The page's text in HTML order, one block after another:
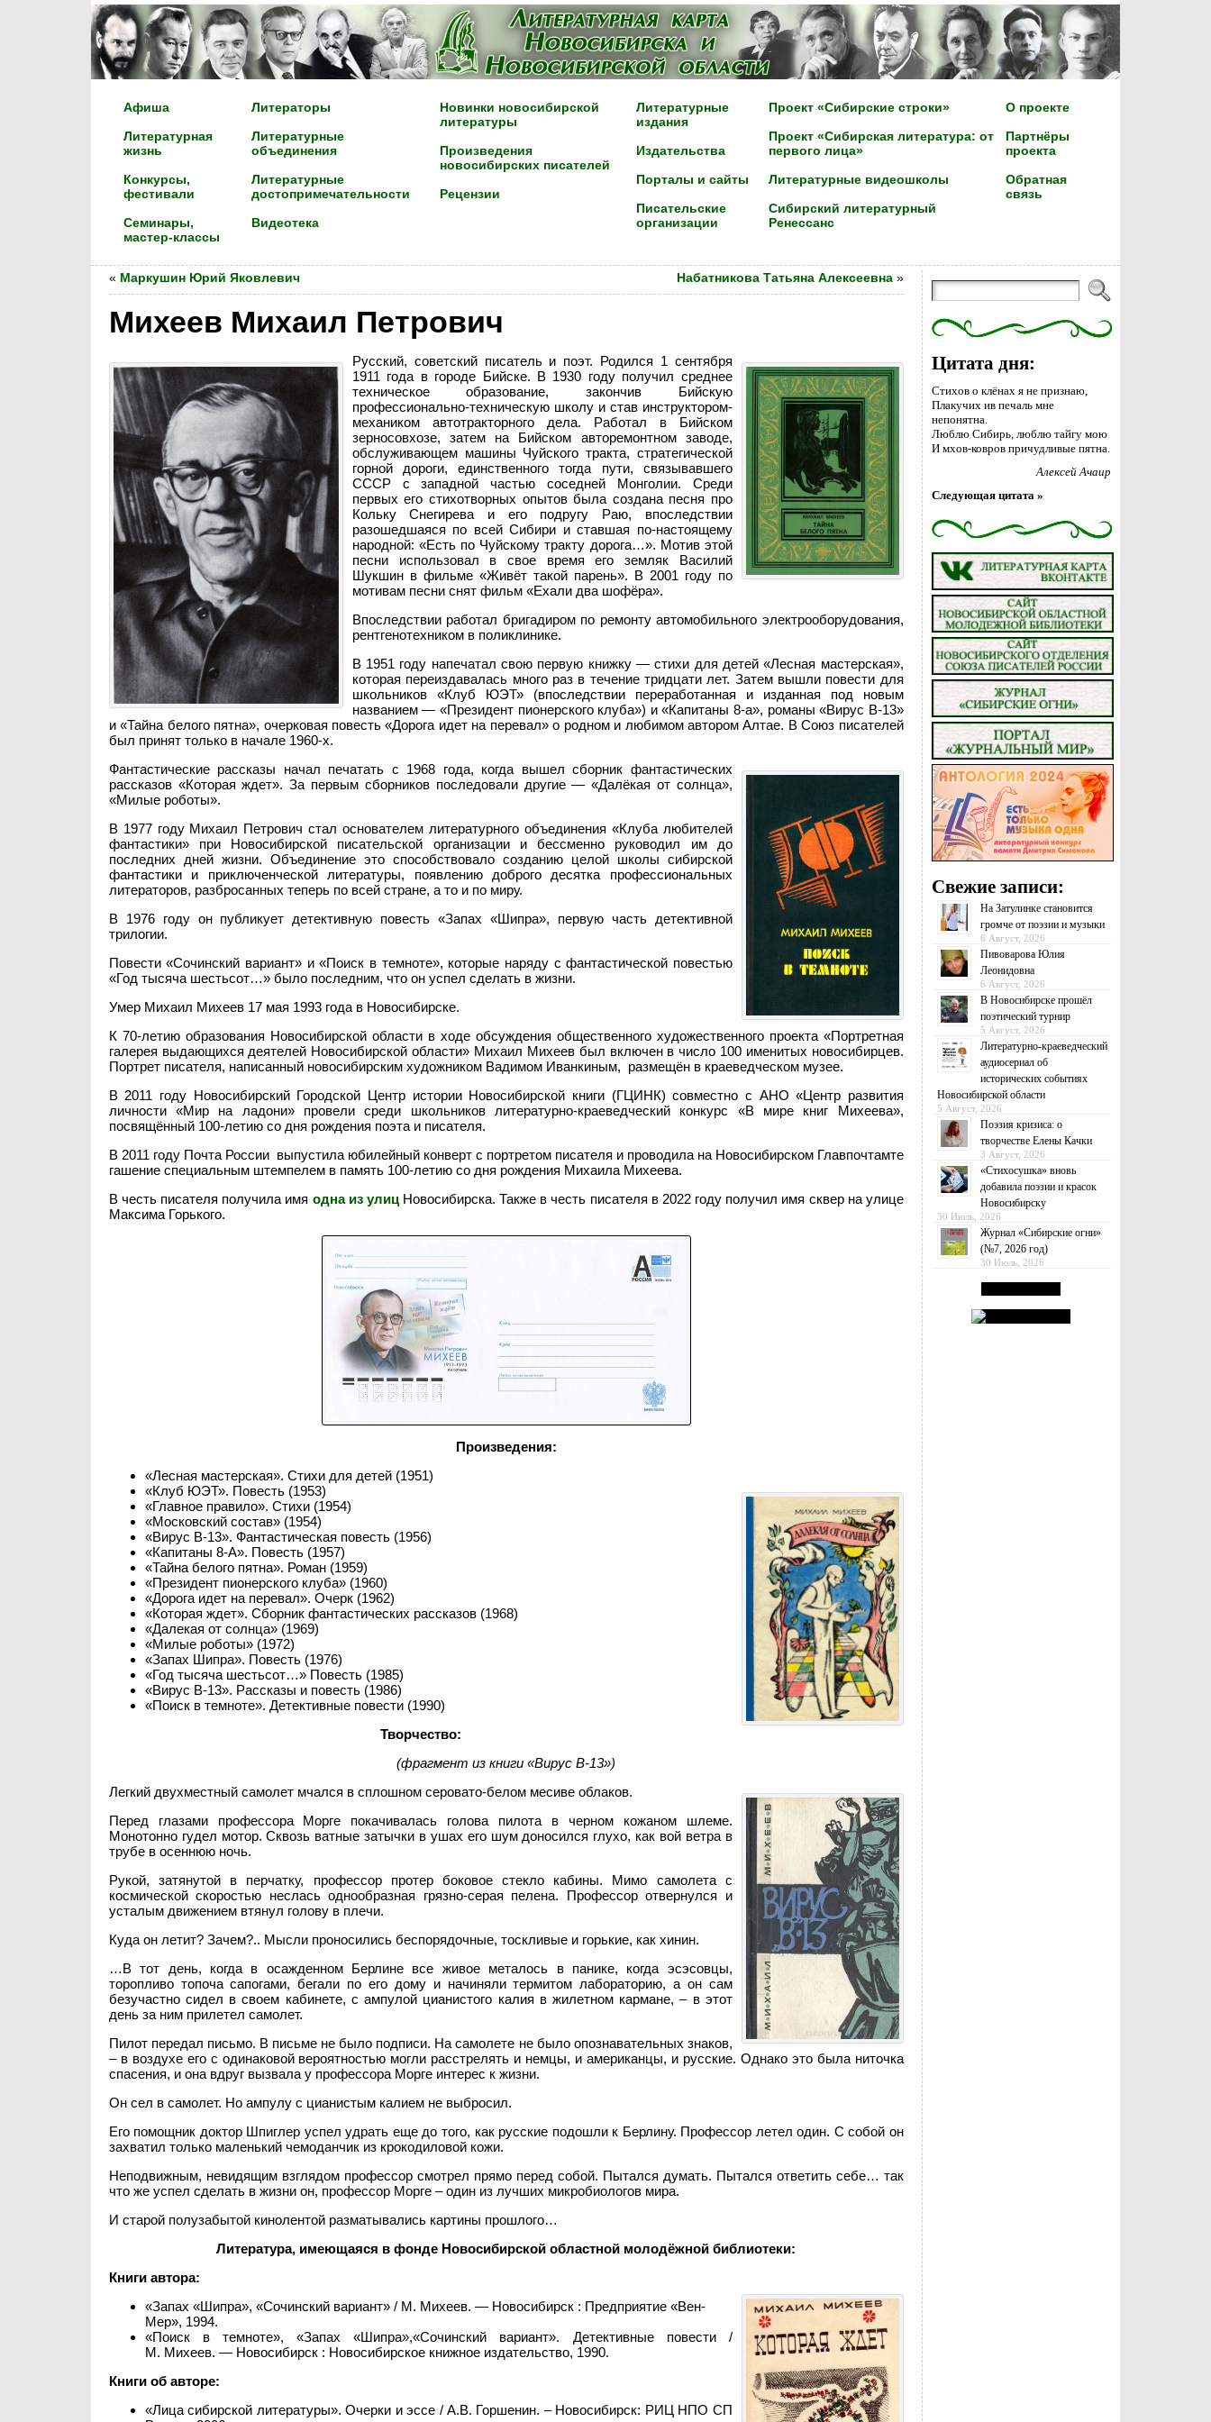
Афиша
Литературная
жизнь
Конкурсы,
фестивали
Семинары,
мастер-классы
Литераторы
Литературные
объединения
Литературные
достопримечательности
Видеотека
Новинки новосибирской
литературы
Произведения
новосибирских писателей
Рецензии
Литературные
издания
Издательства
Порталы и сайты
Писательские
организации
Проект «Сибирские строки»
Проект «Сибирская литература: от
первого лица»
Литературные видеошколы
Сибирский литературный
Ренессанс
О проекте
Партнёры
проекта
Обратная
связь
« Маркушин Юрий Яковлевич Набатникова Татьяна Алексеевна»
Михеев Михаил Петрович
Русский, советский писатель и поэт. Родился 1 сентября
1911 года в городе Бийске. В 1930 году получил среднее
техническое образование, закончив Бийскую
профессионально-техническую школу и став инструктором-
механиком автотракторного дела. Работал в Бийском
зерносовхозе, затем на Бийском авторемонтном заводе,
обслуживающем машины Чуйского тракта, стратегической
горной дороги, единственного тогда пути, связывавшего
СССР с западной частью соседней Монголии. Среди
первых его стихотворных опытов была создана песня про
Кольку Снегирева и его подругу Раю, впоследствии
разошедшаяся по всей Сибири и ставшая по-настоящему
народной: «Есть по Чуйскому тракту дорога…». Мотив этой
песни использовал в свое время его земляк Василий
Шукшин в фильме «Живёт такой парень». В 2001 году по
мотивам песни снят фильм «Ехали два шофёра».
Впоследствии работал бригадиром по ремонту автомобильного электрооборудования,
рентгенотехником в поликлинике.
В 1951 году напечатал свою первую книжку — стихи для детей «Лесная мастерская»,
которая переиздавалась много раз в течение тридцати лет. Затем вышли повести для
школьников «Клуб ЮЭТ» (впоследствии переработанная и изданная под новым
названием — «Президент пионерского клуба») и «Капитаны 8-а», романы «Вирус В-13»
и «Тайна белого пятна», очерковая повесть «Дорога идет на перевал» о родном и любимом автором Алтае. В Союз писателей
был принят только в начале 1960-х.
Фантастические рассказы начал печатать с 1968 года, когда вышел сборник фантастических
рассказов «Которая ждет». За первым сборников последовали другие — «Далёкая от солнца»,
«Милые роботы».
В 1977 году Михаил Петрович стал основателем литературного объединения «Клуба любителей
фантастики» при Новосибирской писательской организации и бессменно руководил им до
последних дней жизни. Объединение это способствовало созданию целой школы сибирской
фантастики и приключенческой литературы, появлению доброго десятка профессиональных
литераторов, разбросанных теперь по всей стране, а то и по миру.
В 1976 году он публикует детективную повесть «Запах «Шипра», первую часть детективной
трилогии.
Повести «Сочинский вариант» и «Поиск в темноте», которые наряду с фантастической повестью
«Год тысяча шестьсот…» было последним, что он успел сделать в жизни.
Умер Михаил Михеев 17 мая 1993 года в Новосибирске.
К 70-летию образования Новосибирской области в ходе обсуждения общественного художественного проекта «Портретная
галерея выдающихся деятелей Новосибирской области» Михаил Михеев был включен в число 100 именитых новосибирцев.
Портрет писателя, написанный новосибирским художником Вадимом Иванкиным, размещён в краеведческом музее.
В 2011 году Новосибирский Городской Центр истории Новосибирской книги (ГЦИНК) совместно с АНО «Центр развития
личности «Мир на ладони» провели среди школьников литературно-краеведческий конкурс «В мире книг Михеева»,
посвящённый 100-летию со дня рождения поэта и писателя.
В 2011 году Почта России выпустила юбилейный конверт с портретом писателя и проводила на Новосибирском Главпочтамте
гашение специальным штемпелем в память 100-летию со дня рождения Михаила Михеева.
В честь писателя получила имя одна из улицНовосибирска. Также в честь писателя в 2022 году получил имя сквер на улице
Максима Горького.
Произведения:
«Лесная мастерская». Стихи для детей (1951)
«Клуб ЮЭТ». Повесть (1953)
«Главное правило». Стихи (1954)
«Московский состав» (1954)
«Вирус В-13». Фантастическая повесть (1956)
«Капитаны 8-А». Повесть (1957)
«Тайна белого пятна». Роман (1959)
«Президент пионерского клуба» (1960)
«Дорога идет на перевал». Очерк (1962)
«Которая ждет». Сборник фантастических рассказов (1968)
«Далекая от солнца» (1969)
«Милые роботы» (1972)
«Запах Шипра». Повесть (1976)
«Год тысяча шестьсот…» Повесть (1985)
«Вирус В-13». Рассказы и повесть (1986)
«Поиск в темноте». Детективные повести (1990)
Творчество:
(фрагмент из книги «Вирус В-13»)
Легкий двухместный самолет мчался в сплошном серовато-белом месиве облаков.
Перед глазами профессора Морге покачивалась голова пилота в черном кожаном шлеме.
Монотонно гудел мотор. Сквозь ватные затычки в ушах его шум доносился глухо, как вой ветра в
трубе в осеннюю ночь.
Рукой, затянутой в перчатку, профессор протер боковое стекло кабины. Мимо самолета с
космической скоростью неслась однообразная грязно-серая пелена. Профессор отвернулся и
усталым движением втянул голову в плечи.
Куда он летит? Зачем?.. Мысли проносились беспорядочные, тоскливые и горькие, как хинин.
…В тот день, когда в осажденном Берлине все живое металось в панике, когда эсэсовцы,
торопливо топоча сапогами, бегали по его дому и начиняли термитом лабораторию, а он сам
безучастно сидел в своем кабинете, с ампулой цианистого калия в жилетном кармане, – в этот
день за ним прилетел самолет.
Пилот передал письмо. В письме не было подписи. На самолете не было опознавательных знаков,
– в воздухе его с одинаковой вероятностью могли расстрелять и немцы, и американцы, и русские. Однако это была ниточка
спасения, и она вдруг вызвала у профессора Морге интерес к жизни.
Он сел в самолет. Но ампулу с цианистым калием не выбросил.
Его помощник доктор Шпиглер успел удрать еще до того, как русские подошли к Берлину. Профессор летел один. С собой он
захватил только маленький чемоданчик из крокодиловой кожи.
Неподвижным, невидящим взглядом профессор смотрел прямо перед собой. Пытался думать. Пытался ответить себе… так
что же успел сделать в жизни он, профессор Морге – один из лучших микробиологов мира.
И старой полузабытой кинолентой разматывались картины прошлого…
Литература, имеющаяся в фонде Новосибирской областной молодёжной библиотеки:
Книги автора:
«Запах «Шипра», «Сочинский вариант» / М. Михеев. — Новосибирск : Предприятие «Вен-
Мер», 1994.
«Поиск в темноте», «Запах «Шипра»,«Сочинский вариант». Детективные повести /
М. Михеев. — Новосибирск : Новосибирское книжное издательство, 1990.
Книги об авторе:
«Лица сибирской литературы». Очерки и эссе / А.В. Горшенин. – Новосибирск: РИЦ НПО СП
Цитата дня:
Стихов о клёнах я не признаю,
Плакучих ив печаль мне
непонятна.
Люблю Сибирь, люблю тайгу мою
И мхов-ковров причудливые пятна.
Алексей Ачаир
Следующая цитата »
Свежие записи:
На Затулинке становится
громче от поэзии и музыки
6 Август, 2026
Пивоварова Юлия
Леонидовна
6 Август, 2026
В Новосибирске прошёл
поэтический турнир
5 Август, 2026
Литературно-краеведческий
аудиосериал об
исторических событиях
Новосибирской области
5 Август, 2026
Поэзия кризиса: о
творчестве Елены Качки
3 Август, 2026
«Стихосушка» вновь
добавила поэзии и красок
Новосибирску
30 Июль, 2026
Журнал «Сибирские огни»
(№7, 2026 год)
30 Июль, 2026